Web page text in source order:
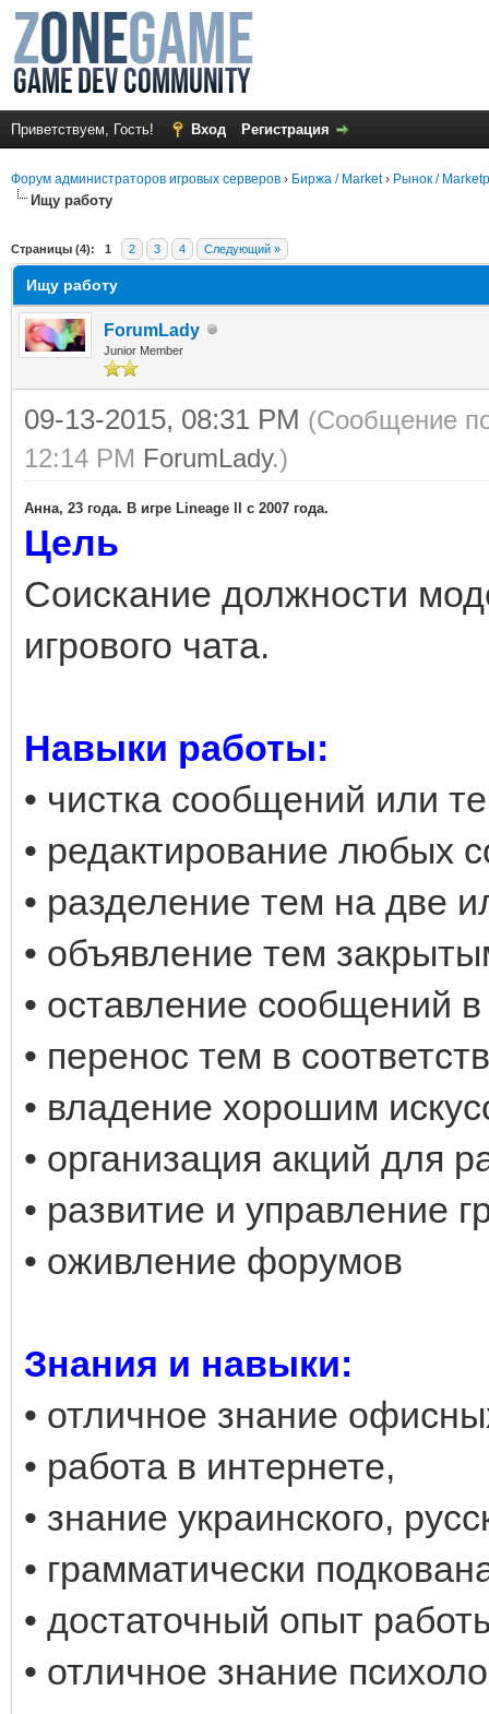
Приветствуем, Гость! Вход Регистрация
Форум администраторов игровых серверов › Биржа / Market› Рынок /
Ищу работу
Страницы (4): 1 2 3 4 Следующий »
Ищу работу
ForumLady
Junior Member
09-13-2015, 08:31 PM (Сообщение
12:14 PM ForumLady.)
Анна, 23 года. В игре Lineage ll с 2007 года.
Цель
Соискание должности
игрового чата.
Навыки работы:
• чистка сообщений или
• редактирование любых
• разделение тем на две
• объявление тем
• оставление сообщений
• перенос тем в
• владение хорошим
• организация акций для
• развитие и управление
• оживление форумов
Знания и навыки:
• отличное знание
• работа в интернете,
• знание украинского,
• грамматически
• достаточный опыт
• отличное знание